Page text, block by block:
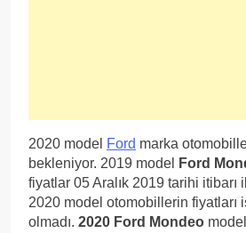
2020 model Ford marka
bekleniyor. 2019 model
Ford
fiyatlar 05 Aralık 2019 tarihi
2020 model otomobillerin fiyatları
olmadı. 2020 Ford Mondeo